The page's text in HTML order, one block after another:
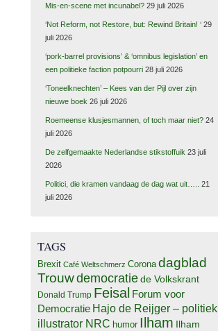
Mis-en-scene met incunabel? 29 juli 2026
‘Not Reform, not Restore, but: Rewind Britain! ‘ 29
juli 2026
‘pork-barrel provisions’ & ‘omnibus legislation’ en
een politieke faction potpourri 28 juli 2026
‘Toneelknechten’ – Kees van der Pijl over zijn
nieuwe boek 26 juli 2026
Roemeense klusjesmannen, of toch maar niet? 24
juli 2026
De zelfgemaakte Nederlandse stikstoffuik 23 juli
2026
Politici, die kramen vandaag de dag wat uit…..
21
juli 2026
TAGS
Brexit Café Weltschmerz Corona dagblad
Trouwdemocratiede Volkskrant
Donald Trump Feisal Forum voor
Democratie Hajo de Reijger – politiek
illustrator NRC humor Ilham Ilham